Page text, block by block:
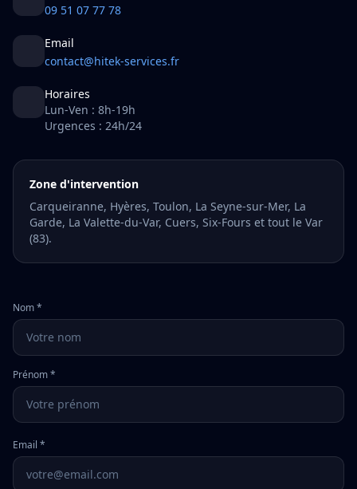
09 51 07 77 78
Email
contact@hitek-services.fr
Horaires
Lun-Ven : 8h-19h
Urgences : 24h/24
Zone d'intervention
Carqueiranne, Hyères, Toulon, La Seyne-sur-Mer, La
Garde, La Valette-du-Var, Cuers, Six-Fours et tout le Var
(83).
Nom *
Prénom *
Email *